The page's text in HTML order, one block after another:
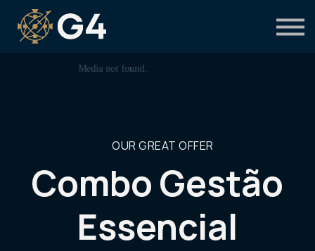
Preciso de suporte
OUR GREAT OFFER
Combo Gestão
Essencial